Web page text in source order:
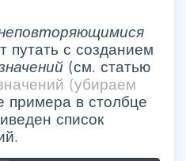
путать с созданием
(см. статью
(убираем
примера в столбце
список